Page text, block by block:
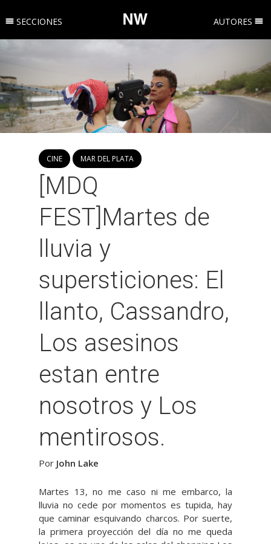
SECCIONES AUTORES
CINE MAR DEL PLATA
[MDQ
FEST]Martes de
lluvia y
supersticiones: El
llanto, Cassandro,
Los asesinos
estan entre
nosotros y Los
mentirosos.
Por John Lake
Martes 13, no me caso ni me embarco, la
lluvia no cede por momentos es tupida, hay
que caminar esquivando charcos. Por suerte,
la primera proyección del día no me queda